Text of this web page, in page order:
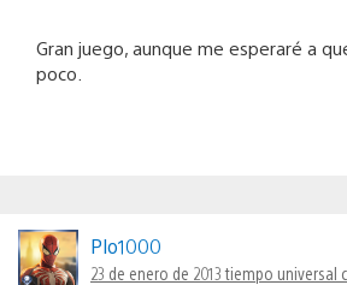
Gran juego, aunque me esperaré a
poco.
Plo1000
23 de enero de 2013 tiempo universal